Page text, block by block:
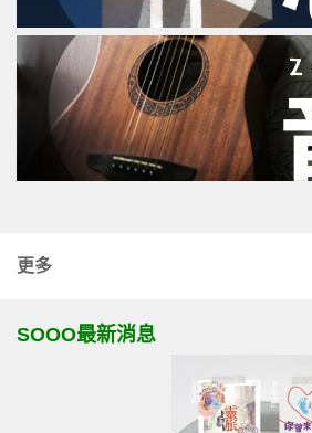
更多
SOOO最新消息